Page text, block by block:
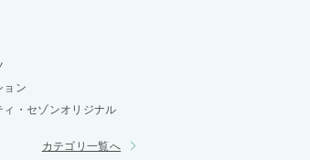
ョン
ィ・セゾンオリジナル
カテゴリ一覧へ